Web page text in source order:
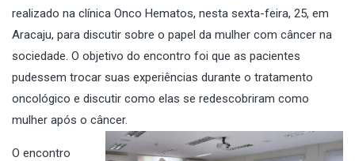
realizado na clínica Onco Hematos, nesta sexta-feira, 25, em
Aracaju, para discutir sobre o papel da mulher com câncer na
sociedade. O objetivo do encontro foi que as pacientes
pudessem trocar suas experiências durante o tratamento
oncológico e discutir como elas se redescobriram como
mulher após o câncer.
O encontro